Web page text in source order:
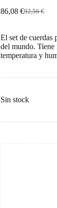
92,56€
El
original
era:
92,56 €.
86,08 €El
actual
es:
86,08 €.
El set de cuerdas
del mundo.
temperatura y
Sin stock